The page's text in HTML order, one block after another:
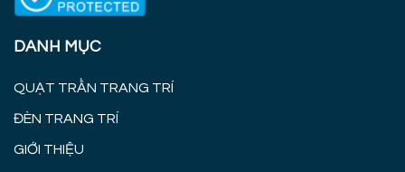
DANH MỤC
QUẠT TRẦN TRANG TRÍ
ĐÈN TRANG TRÍ
GIỚI THIỆU